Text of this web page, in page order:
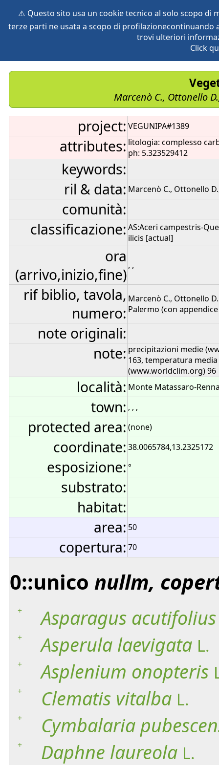
⚠️ Questo sito usa un cookie tecnico al solo scopo di
terze parti ne usata a scopo di
trovi ulteriori
Click
vegetation global db
Marcenò C., Ottonello
project: VEGUNIPA#1389
attributes: litologia: complesso
ph: 5.323529412
keywords:
ril & data: Marcenò C., Ottonello
comunità:
classificazione: AS:Aceri campestris-
ilicis [actual]
ora
(arrivo,inizio,fine), ,
rif biblio, tavola,
numero:
Marcenò C., Ottonello
Palermo (con
note originali:
note: precipitazioni medie
163, temperatura
(www.worldclim.org) 96
località: Monte Matassaro-
town: , , ,
protected area: (none)
coordinate: 38.0065784,13.2325172
esposizione: °
substrato:
habitat:
area: 50
copertura: 70
0::unico nullm,
+ Asparagus acutifolius
+ Asperula laevigata L.
+ Asplenium onopteris
+ Clematis vitalba L.
+ Cymbalaria
+ Daphne laureola L.